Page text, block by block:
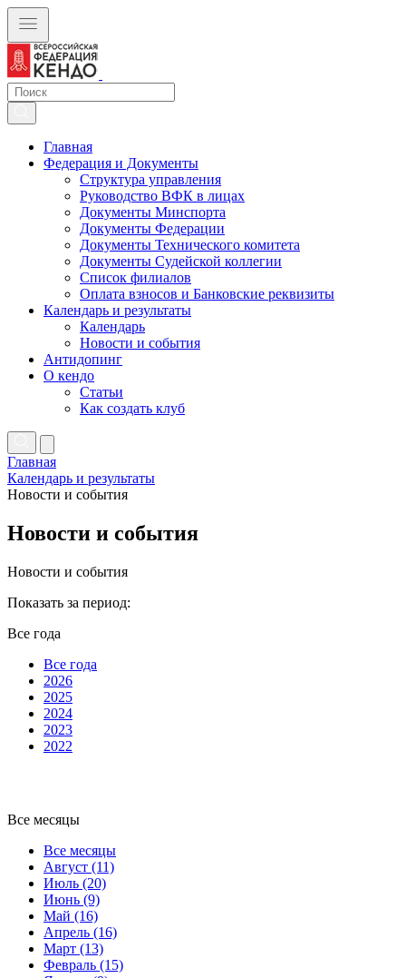
Главная
Федерация и Документы
Структура управления
Руководство ВФК в лицах
Документы Минспорта
Документы Федерации
Документы Технического комитета
Документы Судейской коллегии
Список филиалов
Оплата взносов и Банковские реквизиты
Календарь и результаты
Календарь
Новости и события
Антидопинг
О кендо
Статьи
Как создать клуб
Главная
Календарь и результаты
Новости и события
Новости и события
Новости и события
Показать за период:
Все года
Все года
2026
2025
2024
2023
2022
Все месяцы
Все месяцы
Август (11)
Июль (20)
Июнь (9)
Май (16)
Апрель (16)
Март (13)
Февраль (15)